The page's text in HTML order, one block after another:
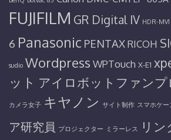
FUJIFILM GR Digital IV HDR-MV1
6 Panasonic PENTAXRICOH
sudio Wordpress WPTouch X-E1
ット アイロボットファンプ
カメラ女子 キヤノン サイト制作 スマホケー
ア研究員 プロジェクター ミラーレス リン